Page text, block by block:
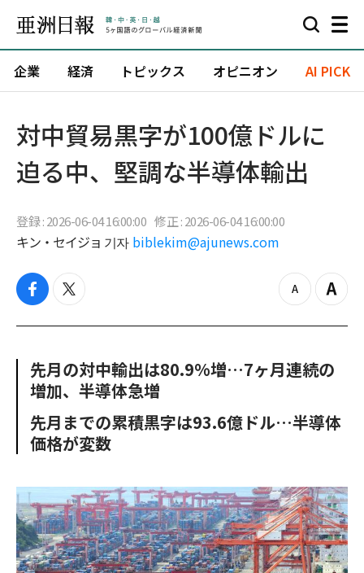
企業 経済 トピックス オピニオン AI PICK
対中貿易黒字が100億ドルに
迫る中、堅調な半導体輸出
登録 : 2026-06-04 16:00:00 修正 : 2026-06-04 16:00:00
キン・セイジョ 기자 biblekim@ajunews.com
f
c
o
o
k
t
i
e
z
o
u
Z
o
n
先月の対中輸出は80.9%増…7ヶ月連続の
増加、半導体急増
先月までの累積黒字は93.6億ドル…半導体
価格が変数